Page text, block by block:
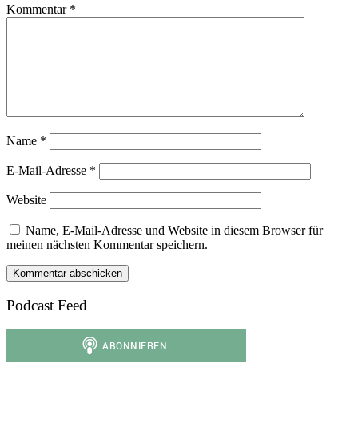
Kommentar *
Name *
E-Mail-Adresse *
Website
Name, E-Mail-Adresse und Website in diesem Browser für
meinen nächsten Kommentar speichern.
Podcast Feed